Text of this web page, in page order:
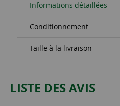
Informations détaillées
Conditionnement
Taille à la livraison
LISTE DES AVIS